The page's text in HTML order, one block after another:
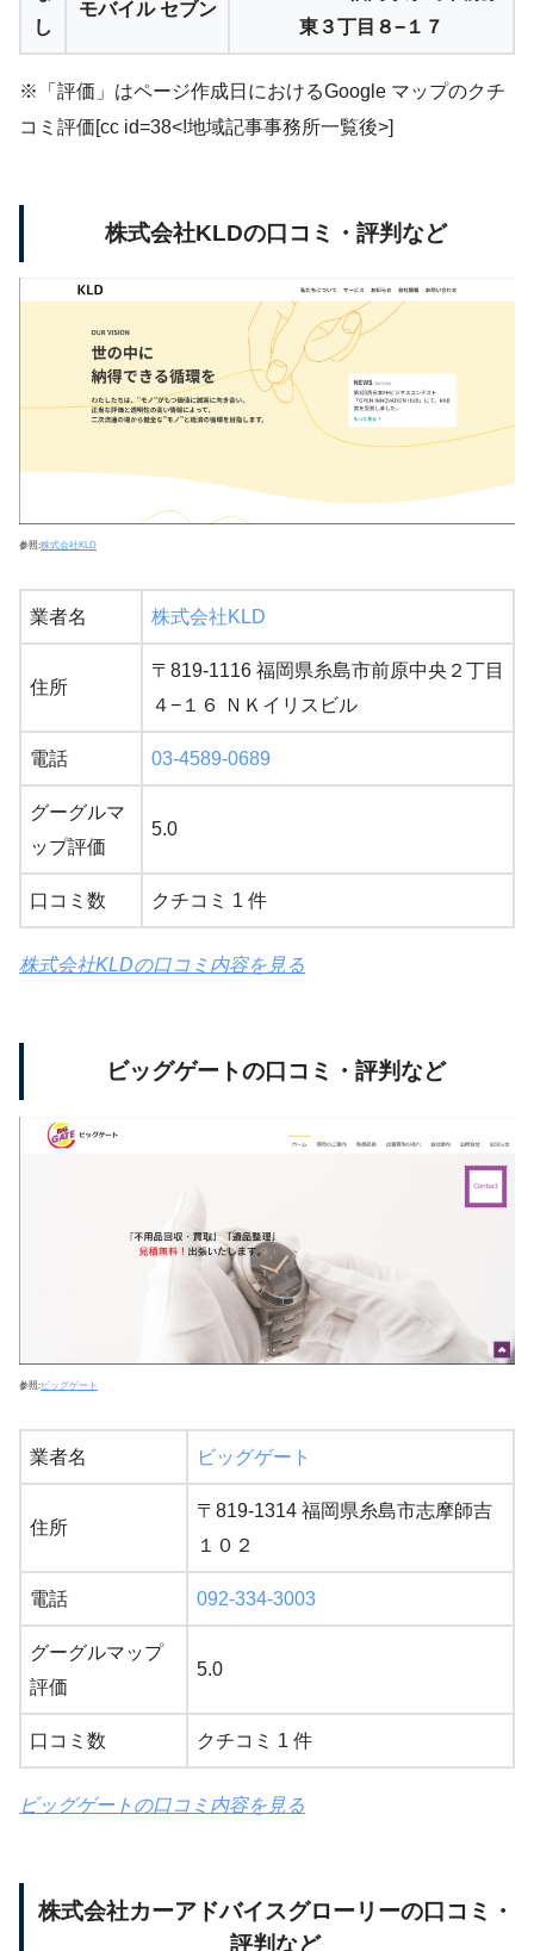
し
モバイル セブン
東３丁目８−１７
※「評価」はページ作成日におけるGoogle マップのクチ
コミ評価[cc id=38<!地域記事事務所一覧後>]
株式会社KLDの口コミ・評判など
参照:株式会社KLD
業者名 株式会社KLD
住所
〒819-1116 福岡県糸島市前原中央２丁目
４−１６ ＮＫイリスビル
電話 03-4589-0689
グーグルマ
ップ評価
5.0
口コミ数 クチコミ 1 件
株式会社KLDの口コミ内容を見る
ビッグゲートの口コミ・評判など
参照:ビッグゲート
業者名 ビッグゲート
住所
〒819-1314 福岡県糸島市志摩師吉
１０２
電話 092-334-3003
グーグルマップ
評価
5.0
口コミ数 クチコミ 1 件
ビッグゲートの口コミ内容を見る
株式会社カーアドバイスグローリーの口コミ・
評判など